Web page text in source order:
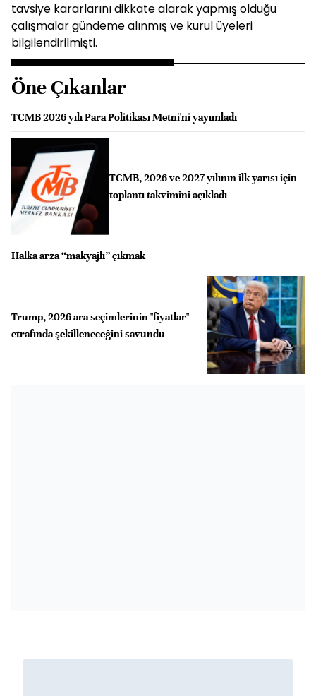
tavsiye kararlarını dikkate alarak yapmış olduğu
çalışmalar gündeme alınmış ve kurul üyeleri
bilgilendirilmişti.
Öne Çıkanlar
TCMB 2026 yılı Para Politikası Metni'ni yayımladı
TCMB, 2026 ve 2027 yılının ilk yarısı için
toplantı takvimini açıkladı
Halka arza “makyajlı” çıkmak
Trump, 2026 ara seçimlerinin "fiyatlar"
etrafında şekilleneceğini savundu